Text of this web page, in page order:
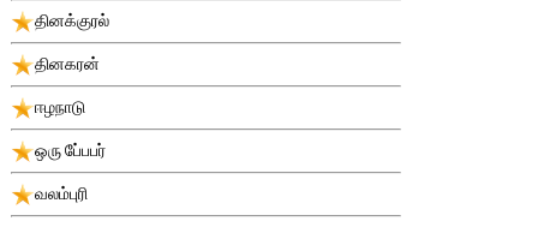
தினக்குரல்
தினகரன்
ஈழநாடு
ஒரு பே்பபர்
வலம்புரி